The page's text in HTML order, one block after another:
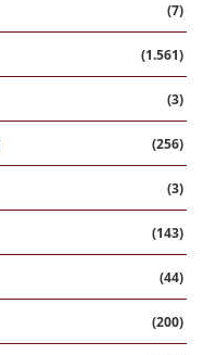
(7)
(1.561)
(3)
(256)
(3)
(143)
(44)
(200)